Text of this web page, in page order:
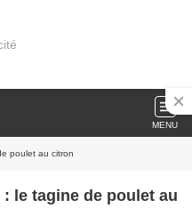
MENU
poulet au citron
le tagine de poulet au